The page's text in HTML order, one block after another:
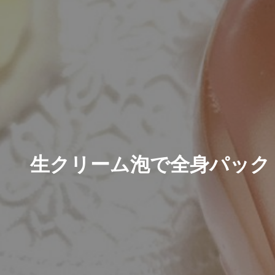
生クリーム泡で全身パック